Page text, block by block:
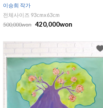
이승희 작가
전체사이즈 93cmx63cm
500,000won 420,000won